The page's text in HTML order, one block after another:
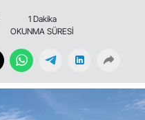
1 Dakika
OKUNMA SÜRESİ